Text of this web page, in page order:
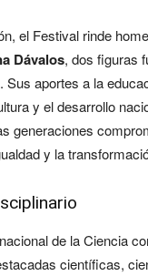
el Festival rinde
Dávalos, dos figuras
Sus aportes a la
y el desarrollo
generaciones
y la
de la Ciencia
científicas,